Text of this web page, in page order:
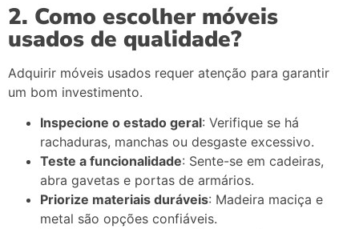
2. Como escolher móveis
usados de qualidade?
Adquirir móveis usados requer atenção para garantir
um bom investimento.
Inspecione o estado geral: Verifique se há
rachaduras, manchas ou desgaste excessivo.
Teste a funcionalidade: Sente-se em cadeiras,
abra gavetas e portas de armários.
Priorize materiais duráveis: Madeira maciça e
metal são opções confiáveis.